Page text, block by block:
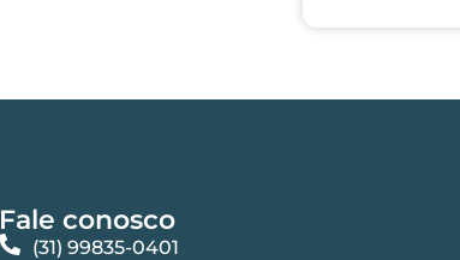
Fale conosco
(31) 99835-0401